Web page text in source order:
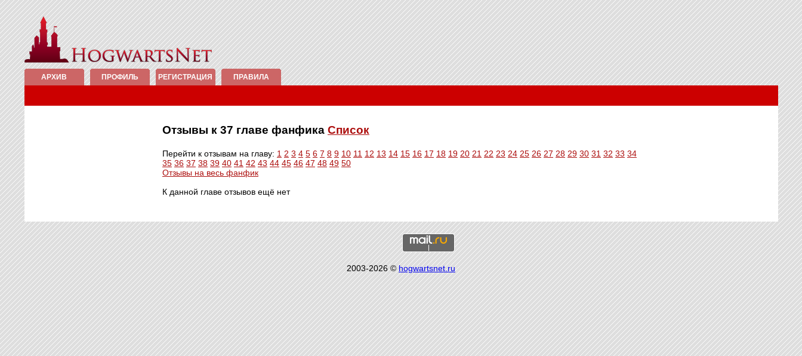
АРХИВ ПРОФИЛЬ РЕГИСТРАЦИЯ ПРАВИЛА
Отзывы к 37 главе фанфика Список
Перейти к отзывам на главу: 1 2 3 4 5 6 7 8 9 10 11 12 13 14 15 16 17 18 19 20 21 22 23 24 25 26 27 28 29 30 31 32 33 34
35 36 37 38 39 40 41 42 43 44 45 46 47 48 49 50
Отзывы на весь фанфик
К данной главе отзывов ещё нет
2003-2026 ©hogwartsnet.ru